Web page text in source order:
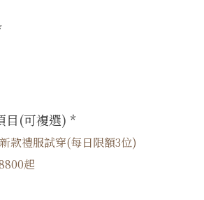
目(可複選) *
款禮服試穿(每日限額3位)
起